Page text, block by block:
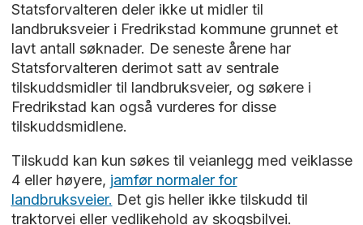
Statsforvalteren deler ikke ut midler til
landbruksveier i Fredrikstad kommune grunnet et
lavt antall søknader. De seneste årene har
Statsforvalteren derimot satt av sentrale
tilskuddsmidler til landbruksveier, og søkere i
Fredrikstad kan også vurderes for disse
tilskuddsmidlene.
Tilskudd kan kun søkes til veianlegg med veiklasse
4 eller høyere, jamfør normaler for
landbruksveier. Det gis heller ikke tilskudd til
traktorvei eller vedlikehold av skogsbilvei.